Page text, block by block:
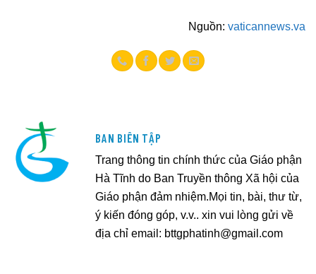
Nguồn: vaticannews.va
BAN BIÊN TẬP
Trang thông tin chính thức của Giáo phận
Hà Tĩnh do Ban Truyền thông Xã hội của
Giáo phận đảm nhiệm.Mọi tin, bài, thư từ,
ý kiến đóng góp, v.v.. xin vui lòng gửi về
địa chỉ email: bttgphatinh@gmail.com